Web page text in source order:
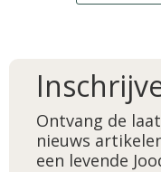
Ontvang de
nieuws
een levende